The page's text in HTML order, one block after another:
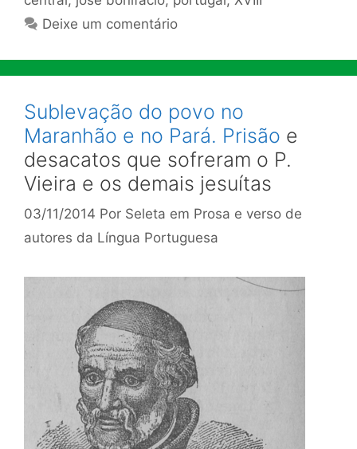
Deixe um comentário
Sublevação do povo no
Maranhão e no Pará. Prisão e
desacatos que sofreram o P.
Vieira e os demais jesuítas
03/11/2014 Por Seleta em Prosa e verso de
autores da Língua Portuguesa